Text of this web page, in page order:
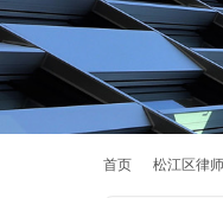
首页 松江区律